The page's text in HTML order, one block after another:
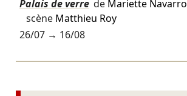
Palais de verre de Mariette Navarro
scène Matthieu Roy
26/07→ 16/08